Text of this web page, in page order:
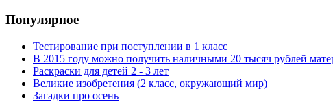
Популярное
Тестирование при поступлении в 1 класс
В 2015 году можно получить наличными 20 тысяч рублей
Раскраски для детей 2 - 3 лет
Великие изобретения (2 класс, окружающий мир)
Загадки про осень